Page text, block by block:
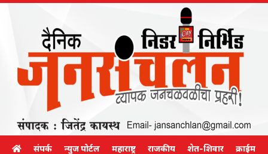
संपर्क न्युज पोर्टल महाराष्ट्र राजकीय शेत-शिवार क्राईम